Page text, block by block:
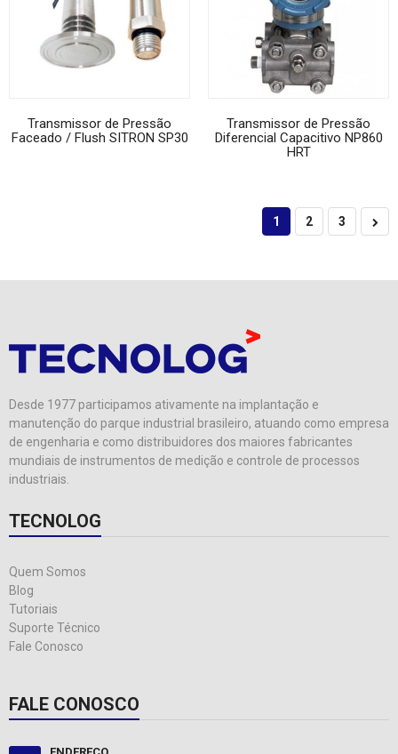
Transmissor de Pressão
Faceado / Flush SITRON SP30
Transmissor de Pressão
Diferencial Capacitivo NP860
HRT
1 2 3
Desde 1977 participamos ativamente na implantação e
manutenção do parque industrial brasileiro, atuando como empresa
de engenharia e como distribuidores dos maiores fabricantes
mundiais de instrumentos de medição e controle de processos
industriais.
TECNOLOG
Quem Somos
Blog
Tutoriais
Suporte Técnico
Fale Conosco
FALE CONOSCO